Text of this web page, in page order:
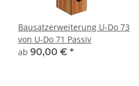
Bausatzerweiterung U-Do 73
von U-Do 71 Passiv
ab 90,00 € *